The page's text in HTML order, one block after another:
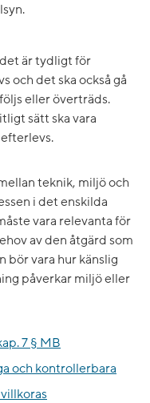
är tydligt för
och det ska också gå
eller överträds.
sätt ska vara
teknik, miljö och
i det enskilda
vara relevanta för
av den åtgärd som
bör vara hur känslig
påverkar miljö eller
7 § MB
och kontrollerbara